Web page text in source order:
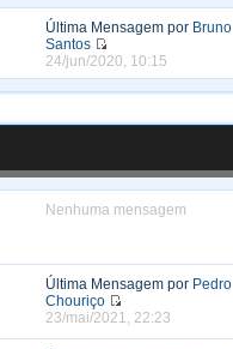
Última Mensagem por Bruno
Santos
24/jun/2020, 10:15
Nenhuma mensagem
Última Mensagem por Pedro
Chouriço
23/mai/2021, 22:23